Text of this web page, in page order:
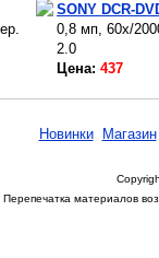
SONY DCR-
0,8 мп, 60x/
2.0
Цена: 437
Новинки Магазин
Перепечатка материалов